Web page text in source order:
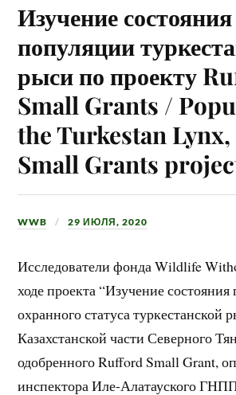
Изучение состояния
популяции
рыси по проекту
Small Grants /
the Turkestan
Small Grants
WWB 29 ИЮЛЯ, 2020
Исследователи фонда Wildlife
ходе проекта “Изучение
охранного статуса туркестанской
Казахстанской части Северного
одобренного Rufford Small Grant,
инспектора Иле-Алатауского